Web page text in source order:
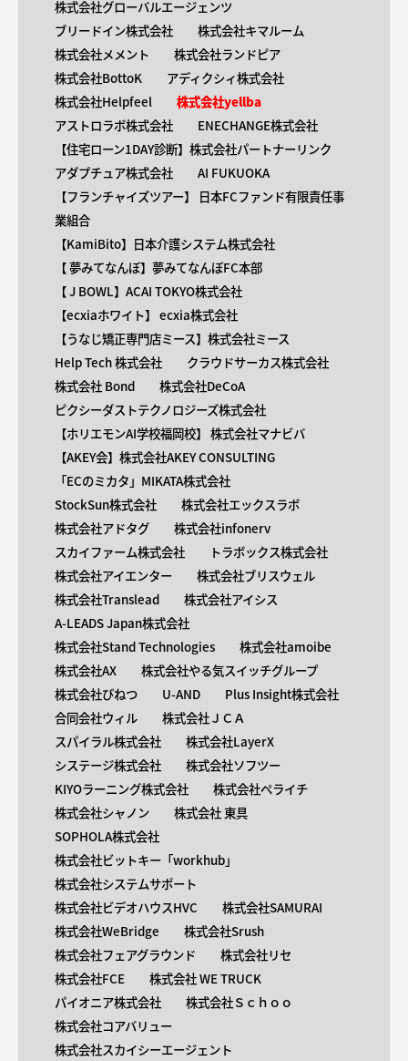
株式会社グローバルエージェンツ
ブリードイン株式会社
株式会社キマルーム
株式会社メメント
株式会社ランドピア
株式会社BottoK
アディクシィ株式会社
株式会社Helpfeel
株式会社yellba
アストロラボ株式会社
ENECHANGE株式会社
【住宅ローン1DAY診断】株式会社パートナーリンク
アダプチュア株式会社
AI FUKUOKA
【​フランチャイズツアー】 日本FCファンド有限責任事
業組合
【KamiBito​】日本介護システム株式会社
【 ​夢みてなんぼ】夢みてなんぼFC本部
【 ​J BOWL】ACAI TOKYO株式会社
【​ecxiaホワイト】 ecxia株式会社
【​うなじ矯正専門店ミース】株式会社ミース
Help Tech 株式会社
クラウドサーカス株式会社
株式会社 Bond
株式会社DeCoA
ピクシーダストテクノロジーズ株式会社
【ホリエモンAI学校福岡校】 株式会社マナビバ
【AKEY会】株式会社AKEY CONSULTING
「ECのミカタ」MIKATA株式会社
StockSun株式会社
株式会社エックスラボ
株式会社アドタグ
株式会社infonerv
スカイファーム株式会社
トラボックス株式会社
株式会社アイエンター
株式会社ブリスウェル
株式会社Translead
株式会社アイシス
A-LEADS Japan株式会社
株式会社Stand Technologies
株式会社amoibe
株式会社AX
株式会社やる気スイッチグループ
株式会社びねつ
U-AND
Plus Insight株式会社
合同会社ウィル
株式会社ＪＣＡ
スパイラル株式会社
株式会社LayerX
システージ株式会社
株式会社ソフツー
KIYOラーニング株式会社
株式会社ペライチ
株式会社シャノン
株式会社 東具
SOPHOLA株式会社
株式会社ビットキー「workhub」
株式会社システムサポート
株式会社ビデオハウスHVC
株式会社SAMURAI
株式会社WeBridge
株式会社Srush
株式会社フェアグラウンド
株式会社リセ
株式会社FCE
株式会社 WE TRUCK
パイオニア株式会社
株式会社Ｓｃｈｏｏ
株式会社コアバリュー
株式会社スカイシーエージェント